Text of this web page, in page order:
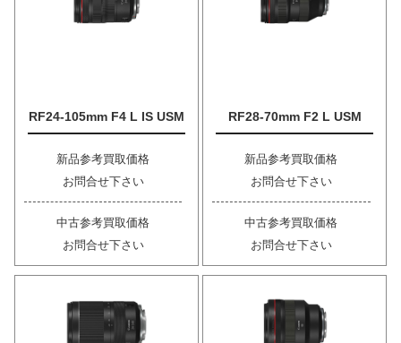
RF24-105mm F4 L IS USM
新品参考買取価格
お問合せ下さい
中古参考買取価格
お問合せ下さい
RF28-70mm F2 L USM
新品参考買取価格
お問合せ下さい
中古参考買取価格
お問合せ下さい